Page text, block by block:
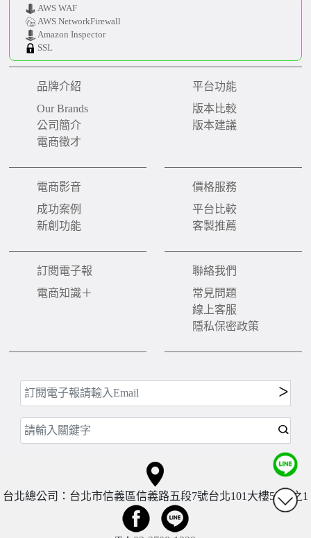
AWS WAF
AWS NetworkFirewall
Amazon Inspector
SSL
品牌介紹
Our Brands
公司簡介
電商徵才
平台功能
版本比較
版本建議
電商影音
成功案例
新創功能
價格服務
平台比較
客製推薦
訂閱電子報
電商知識＋
聯絡我們
常見問題
線上客服
隱私保密政策
台北總公司：台北市信義區信義路五段7號台北101大樓57樓之1